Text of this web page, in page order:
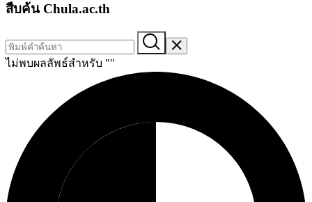
สืบค้น Chula.ac.th
ไม่พบผลลัพธ์สำหรับ ""